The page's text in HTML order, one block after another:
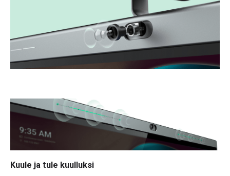
Kuule ja tule kuulluksi